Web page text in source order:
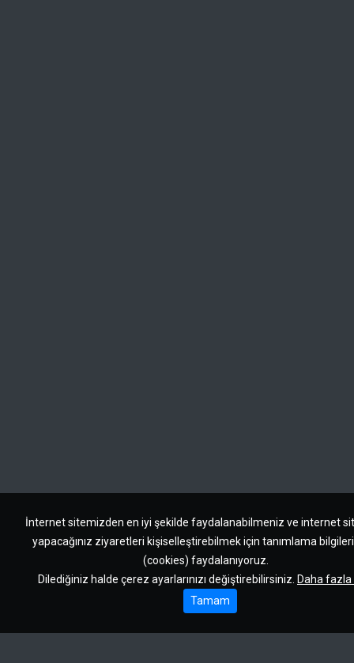
İnternet sitemizden en iyi şekilde faydalanabilmeniz ve internet
yapacağınız ziyaretleri kişiselleştirebilmek için tanımlama
(cookies) faydalanıyoruz.
Dilediğiniz halde çerez ayarlarınızı değiştirebilirsiniz. Daha fazla
Tamam